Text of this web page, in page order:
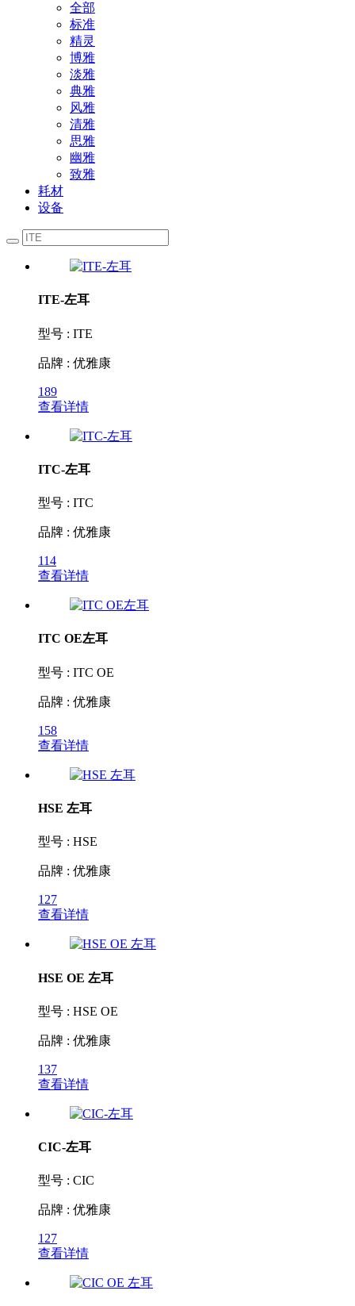
全部
标准
精灵
博雅
淡雅
典雅
风雅
清雅
思雅
幽雅
致雅
耗材
设备
ITE-左耳
型号 : ITE
品牌 : 优雅康
189
查看详情
ITC-左耳
型号 : ITC
品牌 : 优雅康
114
查看详情
ITC OE左耳
型号 : ITC OE
品牌 : 优雅康
158
查看详情
HSE 左耳
型号 : HSE
品牌 : 优雅康
127
查看详情
HSE OE 左耳
型号 : HSE OE
品牌 : 优雅康
137
查看详情
CIC-左耳
型号 : CIC
品牌 : 优雅康
127
查看详情